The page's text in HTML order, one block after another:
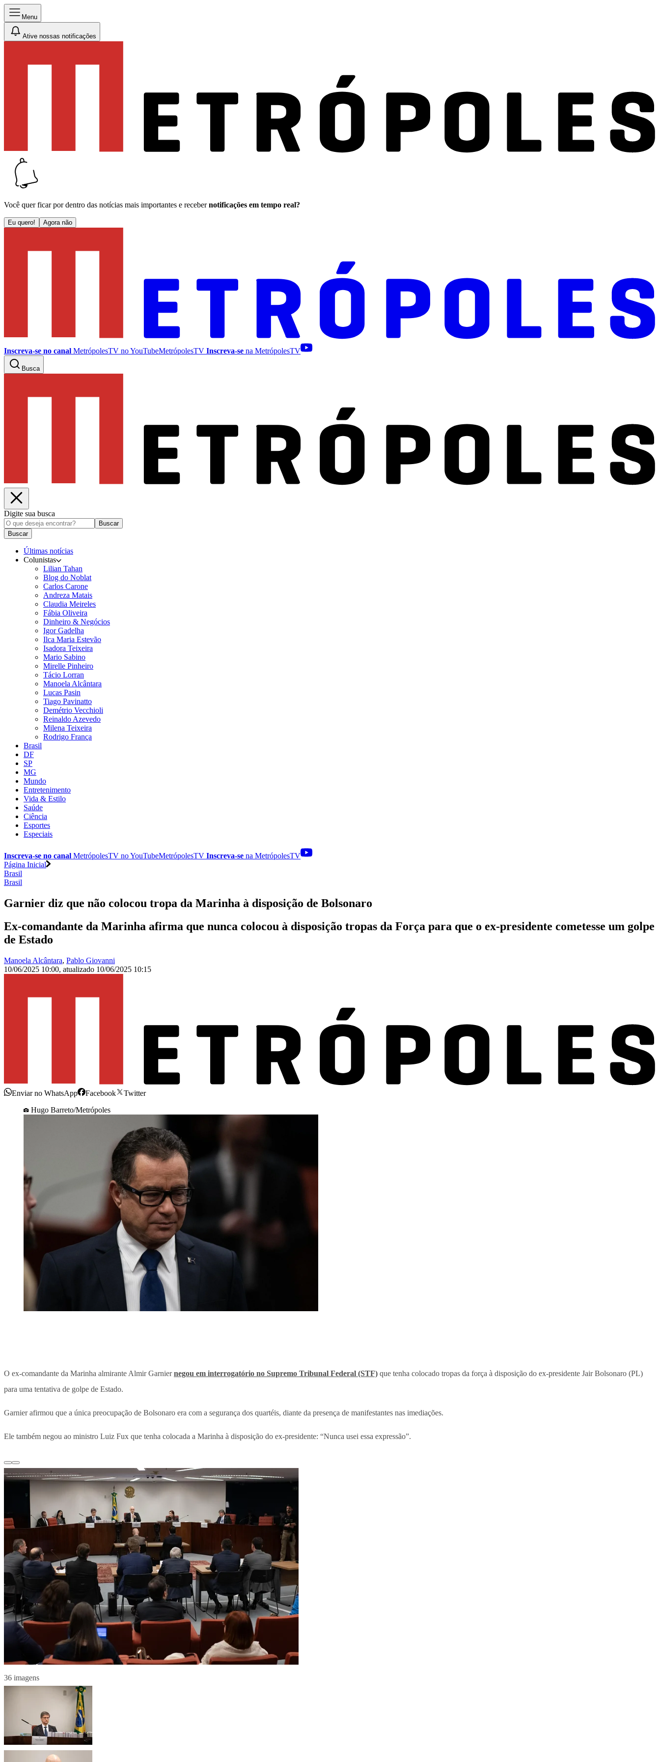
Menu
Ative nossas notificações
Você quer ficar por dentro das notícias mais importantes e receber notificações em tempo real?
Eu quero! Agora não
Inscreva-se no canal MetrópolesTV noYouTubeMetrópolesTV Inscreva-se na MetrópolesTV
Busca
Digite sua busca
Buscar
Buscar
Últimas notícias
Colunistas
Lilian Tahan
Blog do Noblat
Carlos Carone
Andreza Matais
Claudia Meireles
Fábia Oliveira
Dinheiro & Negócios
Igor Gadelha
Ilca Maria Estevão
Isadora Teixeira
Mario Sabino
Mirelle Pinheiro
Tácio Lorran
Manoela Alcântara
Lucas Pasin
Tiago Pavinatto
Demétrio Vecchioli
Reinaldo Azevedo
Milena Teixeira
Rodrigo França
Brasil
DF
SP
MG
Mundo
Entretenimento
Vida & Estilo
Saúde
Ciência
Esportes
Especiais
Inscreva-se no canal MetrópolesTV noYouTubeMetrópolesTV Inscreva-se na MetrópolesTV
Página Inicial
Brasil
Brasil
Garnier diz que não colocou tropa da Marinha à disposição de Bolsonaro
Ex-comandante da Marinha afirma que nunca colocou à disposição tropas da Força para que o ex-presidente cometesse um golpe
de Estado
Manoela Alcântara, Pablo Giovanni
10/06/2025 10:00, atualizado 10/06/2025 10:15
Enviar no WhatsApp Facebook
Twitter
Hugo Barreto/Metrópoles
O ex-comandante da Marinha almirante Almir Garniernegou em interrogatório no Supremo Tribunal Federal (STF) que tenha colocado tropas da força à disposição do ex-presidente Jair Bolsonaro (PL)
para uma tentativa de golpe de Estado.
Garnier afirmou que a única preocupação de Bolsonaro era com a segurança dos quartéis, diante da presença de manifestantes nas imediações.
Ele também negou ao ministro Luiz Fux que tenha colocada a Marinha à disposição do ex-presidente: “Nunca usei essa expressão”.
36 imagens